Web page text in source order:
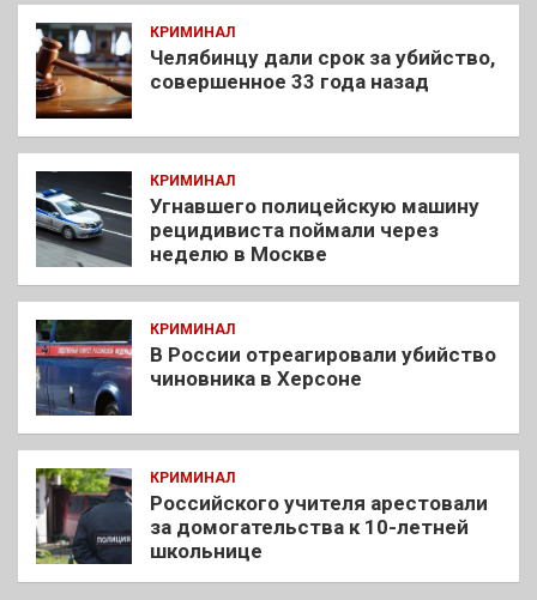
КРИМИНАЛ
Челябинцу дали срок за убийство,
совершенное 33 года назад
КРИМИНАЛ
Угнавшего полицейскую машину
рецидивиста поймали через
неделю в Москве
КРИМИНАЛ
В России отреагировали убийство
чиновника в Херсоне
КРИМИНАЛ
Российского учителя арестовали
за домогательства к 10-летней
школьнице